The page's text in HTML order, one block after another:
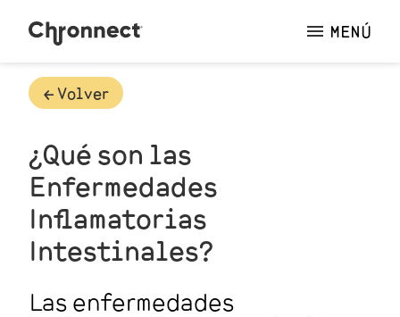
MENÚ
🡠 Volver
¿Qué son las
Enfermedades
Inflamatorias
Intestinales?
Las enfermedades